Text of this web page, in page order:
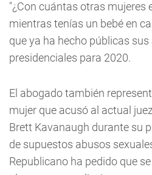
"¿Con cuántas otras mujeres
mientras tenías un bebé en
que ya ha hecho públicas
presidenciales para 2020.
El abogado también
mujer que acusó al actual
Brett Kavanaugh durante su
de supuestos abusos
Republicano ha pedido que